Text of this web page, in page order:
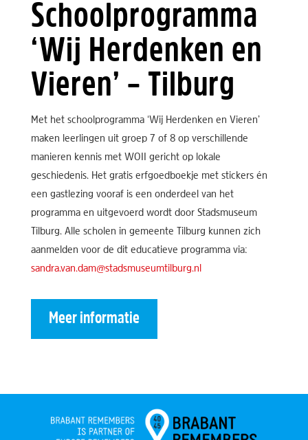
Schoolprogramma
‘Wij Herdenken en
Vieren’ – Tilburg
Met het schoolprogramma ‘Wij Herdenken en Vieren’
maken leerlingen uit groep 7 of 8 op verschillende
manieren kennis met WOII gericht op lokale
geschiedenis. Het gratis erfgoedboekje met stickers én
een gastlezing vooraf is een onderdeel van het
programma en uitgevoerd wordt door Stadsmuseum
Tilburg. Alle scholen in gemeente Tilburg kunnen zich
aanmelden voor de dit educatieve programma via:
sandra.van.dam@stadsmuseumtilburg.nl
Meer informatie